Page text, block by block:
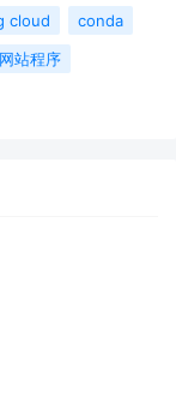
cloud
conda
网站程序